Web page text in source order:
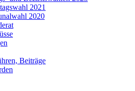
2021
2020
Beiträge